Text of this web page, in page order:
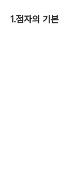
1.점자의 기본